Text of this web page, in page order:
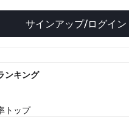
サインアップ/ログイン
ンキング
トップ